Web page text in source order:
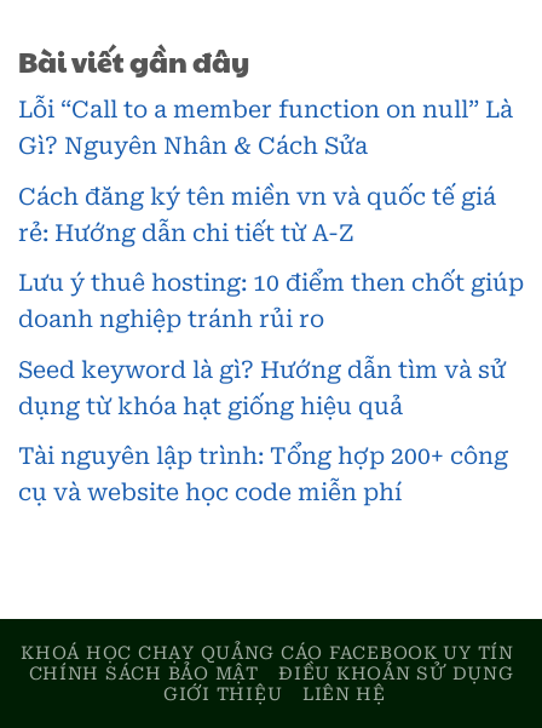
Bài viết gần đây
Lỗi “Call to a member function on null” Là
Gì? Nguyên Nhân & Cách Sửa
Cách đăng ký tên miền vn và quốc tế giá
rẻ: Hướng dẫn chi tiết từ A-Z
Lưu ý thuê hosting: 10 điểm then chốt giúp
doanh nghiệp tránh rủi ro
Seed keyword là gì? Hướng dẫn tìm và sử
dụng từ khóa hạt giống hiệu quả
Tài nguyên lập trình: Tổng hợp 200+ công
cụ và website học code miễn phí
KHOÁ HỌC CHẠY QUẢNG CÁO FACEBOOK UY TÍN
CHÍNH SÁCH BẢO MẬT
ĐIỀU KHOẢN SỬ DỤNG
GIỚI THIỆU
LIÊN HỆ